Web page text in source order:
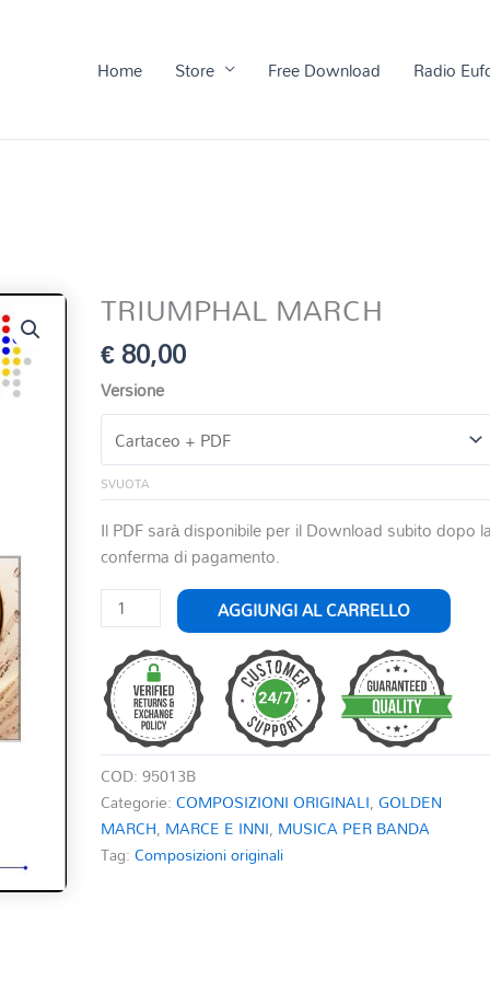
Home Store Free Download Radio
TRIUMPHAL MARCH
€80,00
Versione
SVUOTA
Il PDF sarà disponibile per il Download subito dopo
conferma di pagamento.
TRIUMPHAL
MARCH
quantità
AGGIUNGI AL CARRELLO
COD:95013B
Categorie:COMPOSIZIONI ORIGINALI,GOLDEN
MARCH, MARCE E INNI, MUSICA PER BANDA
Tag:Composizioni originali